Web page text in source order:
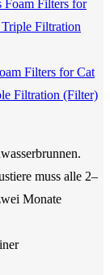
Filters for Cat
Filtration (Filter)
muss alle 2–
Monate